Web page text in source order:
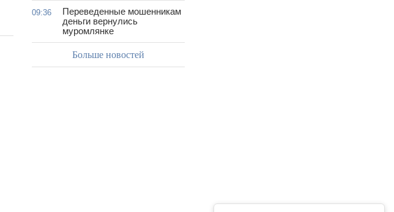
09:36
Переведенные мошенникам
деньги вернулись
муромлянке
Больше новостей